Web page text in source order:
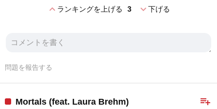
expand_lessランキングを上げる 3 expand_more下げる
問題を報告する
playlist_add
Mortals (feat. Laura Brehm)